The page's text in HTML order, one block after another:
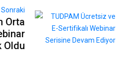
Sonraki
Orta
Oldu